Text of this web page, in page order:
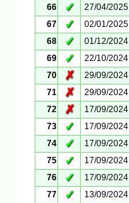
66
✓ 27/04/2025
67
✓ 02/01/2025
68
✓ 01/12/2024
69
✓ 22/10/2024
70
✗ 29/09/2024
71
✗ 29/09/2024
72
✗ 17/09/2024
73
✓ 17/09/2024
74
✓ 17/09/2024
75
✓ 17/09/2024
76
✓ 17/09/2024
77
✓ 13/09/2024